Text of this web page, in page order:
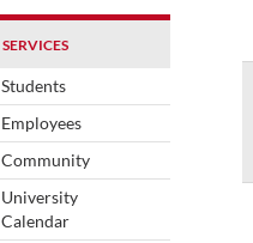
SERVICES
Students
Employees
Community
University
Calendar